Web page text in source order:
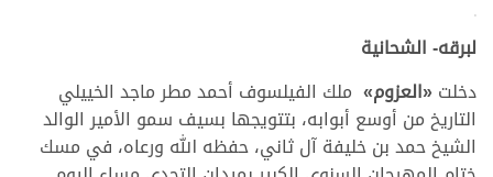
>
لبرقه- الشحانية
دخلت«العزوم» ملك الفيلسوف أحمد مطر ماجد الخييلي
التاريخ من أوسع أبوابه، بتتويجها بسيف سمو الأمير الوالد
الشيخ حمد بن خليفة آل ثاني، حفظه الله ورعاه، في مسك